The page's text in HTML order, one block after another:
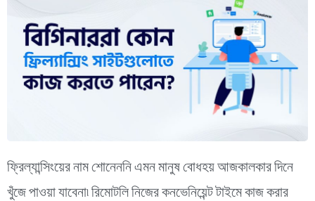
ফ্রিল্যান্সিংয়ের নাম শোনেননি এমন মানুষ বোধহয় আজকালকার দিনে
খুঁজে পাওয়া যাবেনা৷ রিমোটলি নিজের কনভেনিয়েন্ট টাইমে কাজ করার